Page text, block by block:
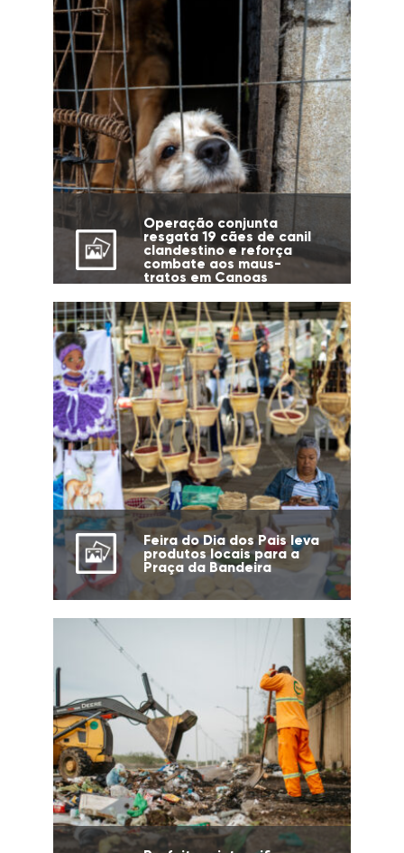
Operação conjunta
resgata 19 cães de canil
clandestino e reforça
combate aos maus-
tratos em Canoas
Feira do Dia dos Pais leva
produtos locais para a
Praça da Bandeira